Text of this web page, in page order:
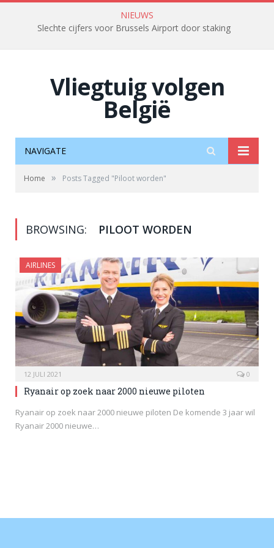
NIEUWS
Slechte cijfers voor Brussels Airport door staking
Vliegtuig volgen
België
NAVIGATE
Home » Posts Tagged "Piloot worden"
BROWSING: PILOOT WORDEN
AIRLINES
12 JULI 2021 0
Ryanair op zoek naar 2000 nieuwe piloten
Ryanair op zoek naar 2000 nieuwe piloten De komende 3 jaar wil
Ryanair 2000 nieuwe…